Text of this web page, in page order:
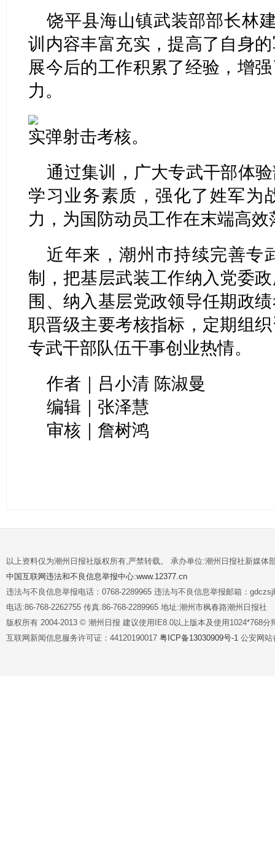
饶平县海山镇武装部部长林
训内容丰富充实，提高了自身
展今后的工作积累了经验，增
力。
实弹射击考核。
通过集训，广大专武干部体
学习业务素质，强化了姓军为
力，为国防动员工作在末端高
近年来，潮州市持续完善专
制，把基层武装工作纳入党委
围、纳入基层党政领导任期政
职晋级主要考核指标，定期组
专武干部队伍干事创业热情。
作者｜ 吕小清 陈淑曼
编辑｜张泽慧
审核｜詹树鸿
以上资料仅为潮州日报社版权所有,严禁转载。 承办单位:潮州日报社新媒体
中国互联网违法和不良信息举报中心:www.12377.cn
违法与不良信息举报电话：0768-2289965 违法与不良信息举报邮箱：
电话:86-768-2262755 传真:86-768-2289965 地址:潮州市枫春路潮州日报社
版权所有 2004-2013 © 潮州日报 建议使用IE8.0以上版本及使用1024*768分
互联网新闻信息服务许可证：44120190017 粤ICP备13030909号-1 公安网站